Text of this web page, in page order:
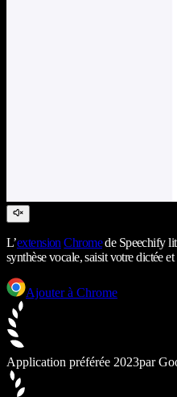
L’extension Chromede Speechify lit
synthèse vocale, saisit votre dictée
Ajouter à Chrome
Application préférée 2023par